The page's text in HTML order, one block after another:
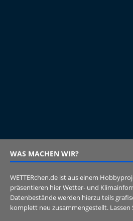
WAS MACHEN WIR?
WETTERchen.de ist aus einem
präsentieren hier Wetter- und
Datenbestände werden hierzu teils
komplett neu zusammengestellt. Lassen